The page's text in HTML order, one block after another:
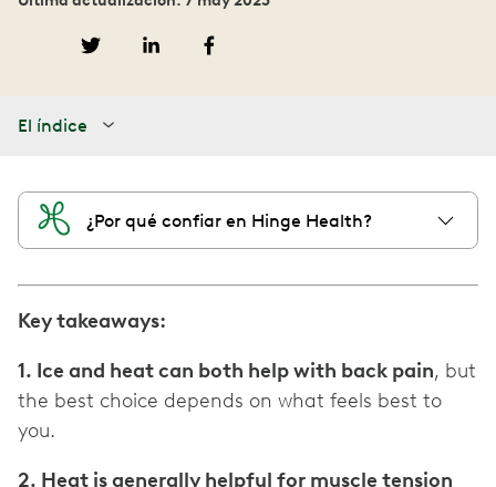
El índice
¿Por qué confiar en Hinge Health?
Key takeaways:
1. Ice and heat can both help with back pain, but
the best choice depends on what feels best to
you.
2. Heat is generally helpful for muscle tension